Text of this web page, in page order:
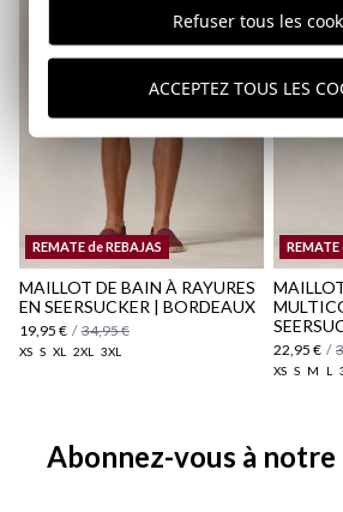
REMATE de REBAJAS
MAILLOT DE BAIN À RAYURES
EN SEERSUCKER | BORDEAUX
19,95 € / 34,95 €
XS S XL 2XL 3XL
REMATE
22,95 € /
XS S M L
Abonnez-vous à
Refuser tous les
ACCEPTEZ TOUS LES